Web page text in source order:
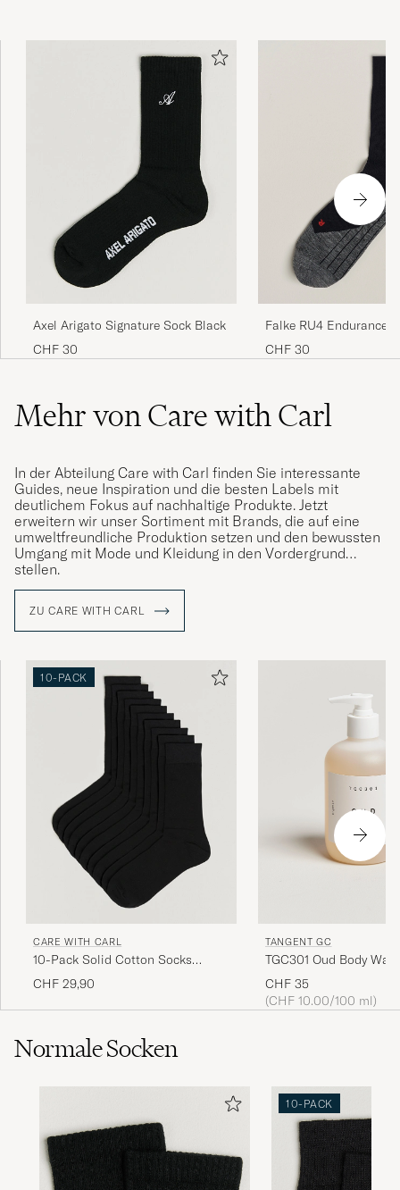
Axel Arigato Signature Sock Black
CHF 30
Falke RU4 Endurance
Socks Black Mix
CHF 30
Mehr von Care with Carl
In der Abteilung Care with Carl finden Sie interessante
Guides, neue Inspiration und die besten Labels mit
deutlichem Fokus auf nachhaltige Produkte. Jetzt
erweitern wir unser Sortiment mit Brands, die auf eine
umweltfreundliche Produktion setzen und den bewussten
Umgang mit Mode und Kleidung in den Vordergrund
stellen.
ZU CARE WITH CARL
10-PACK
CARE WITH CARL
10-Pack Solid Cotton Socks
BLACK
CHF 29,90
TANGENT GC
TGC301 Oud Body
CHF 35
(CHF 10.00/100 ml)
Normale Socken
10-PACK